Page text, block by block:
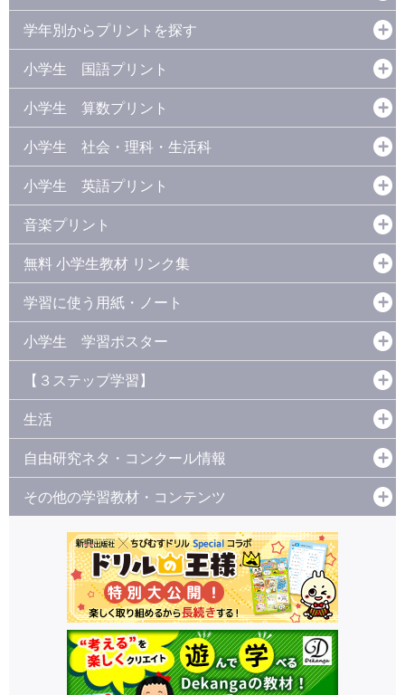
学年別からプリントを探す
小学生 国語プリント
小学生 算数プリント
小学生 社会・理科・生活科
小学生 英語プリント
音楽プリント
無料 小学生教材 リンク集
学習に使う用紙・ノート
小学生 学習ポスター
【３ステップ学習】
生活
自由研究ネタ・コンクール情報
その他の学習教材・コンテンツ